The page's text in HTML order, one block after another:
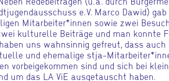
e. V. Marco Dawid)
Mitarbeiter*innen sowie zwei
kulturelle Beiträge und man konnte
uns wahnsinnig gefreut, dass
und ehemalige stja-
vorbeigekommen sind und sich bei
um das LA ViE ausgetauscht haben.